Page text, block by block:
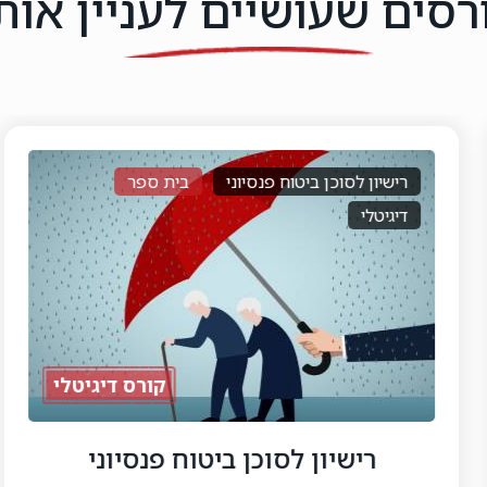
קורס דיגיטלי
בית ספר
קורס מתכנן פרישה בית ספר
משולב
קורס מתכנן